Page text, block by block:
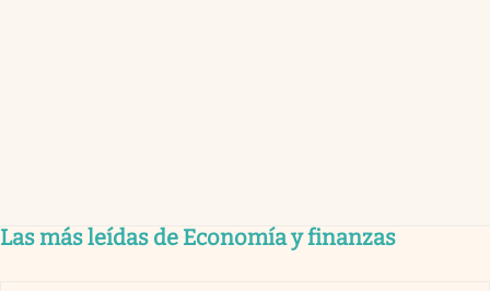
Las más leídas de Economía y finanzas